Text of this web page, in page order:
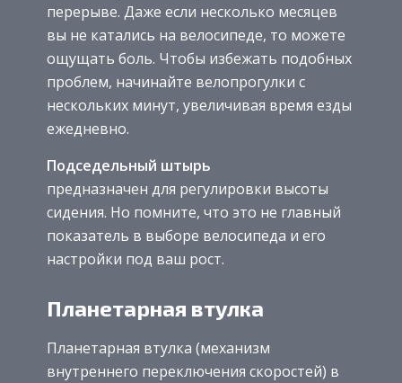
перерыве. Даже если несколько месяцев
вы не катались на велосипеде, то можете
ощущать боль. Чтобы избежать подобных
проблем, начинайте велопрогулки с
нескольких минут, увеличивая время езды
ежедневно.
Подседельный штырь
предназначен для регулировки высоты
сидения. Но помните, что это не главный
показатель в выборе велосипеда и его
настройки под ваш рост.
Планетарная втулка
Планетарная втулка (механизм
внутреннего переключения скоростей) в